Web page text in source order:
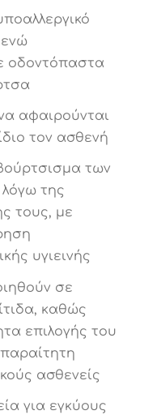
ενώ
οδοντόπαστα
αφαιρούνται
τον ασθενή
των
της
τους, με
υγιεινής
σε
καθώς
επιλογής του
ασθενείς
για εγκύους